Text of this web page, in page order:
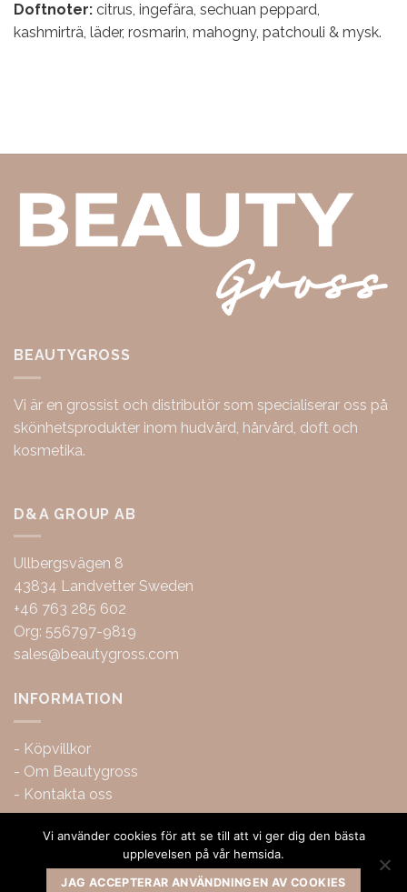
Doftnoter: citrus, ingefära, sechuan peppard,
kashmirträ, läder, rosmarin, mahogny, patchouli & mysk.
BEAUTYGROSS
Vi är en grossist och distributör som specialiserar oss på
skönhetsprodukter inom hudvård, hårvård, doft och
kosmetika.
D&A GROUP AB
Ullbergsvägen 8
43834 Landvetter Sweden
+46 763 285 602
Org: 556797-9819
sales@beautygross.com
INFORMATION
- Köpvillkor
- Om Beautygross
- Kontakta oss
Vi använder cookies för att se till att vi ger dig den bästa
upplevelsen på vår hemsida.
JAG ACCEPTERAR ANVÄNDNINGEN AV COOKIES